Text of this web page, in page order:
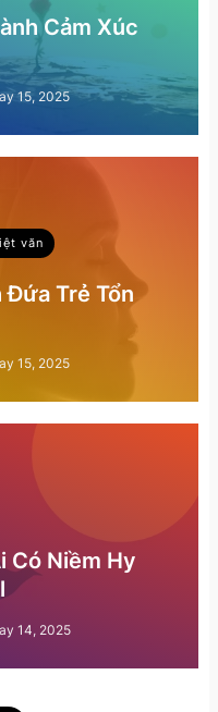
Cảm Xúc
15, 2025
văn
Đứa Trẻ Tổn
15, 2025
Có Niềm Hy
14, 2025